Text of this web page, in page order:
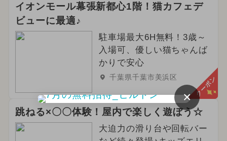
イオンモール幕張新都心1階！猫カフェデ
ビューに最適♪
駐車場最大6H無料！3歳～
入場可、優しい猫ちゃんば
かりで安心
千葉県千葉市美浜区 クーポン
跳ねる×〇〇体験！屋内で楽しく遊ぼう☆
大迫力の滑り台や回転バー
×